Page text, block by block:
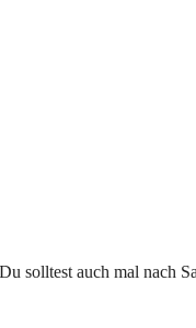
solltest auch mal nach